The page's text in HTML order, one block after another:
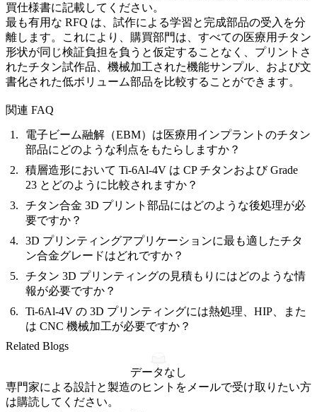
買仕様書に記載してください。
最も有用な RFQ は、試作による学習と完成部品の受入を分
離します。これにより、購買部門は、すべての医療用チタン
形状が同じ検証負担を負うと仮定することなく、プリントさ
れたチタン試作品、機械加工された機能サンプル、および文
書化された低ボリューム部品を比較することができます。
関連 FAQ
電子ビーム融解（EBM）は医療用インプラントのチタン
部品にどのような利点をもたらしますか？
積層造形において Ti-6Al-4V は CP チタンおよび Grade
23 とどのように比較されますか？
チタン合金 3D プリント部品にはどのような後処理が必
要ですか？
3D プリンティングアプリケーションに最も適したチタ
ン合金グレードはどれですか？
チタン 3D プリンティングの見積もりにはどのような情
報が必要ですか？
Ti-6Al-4V の 3D プリンティングには熱処理、HIP、また
は CNC 機械加工が必要ですか？
Related Blogs
データなし
専門家による設計と製造のヒントをメールで受け取りたい方
は購読してください。